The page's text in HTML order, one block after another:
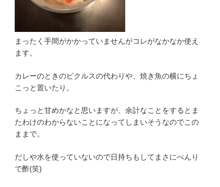
まったく手間がかかっていませんがコレがなかなか使え
ます。
カレーのときのピクルスの代わりや、焼き魚の横にちょ
こっと置いたり。
ちょっと甘めかなと思いますが、余計なことをするとま
たわけのわからないことになってしまいそうなのでこの
ままで。
だしや水を使っていないので日持ちもしてまさにべんり
で酢(笑)